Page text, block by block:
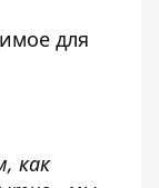
для
как